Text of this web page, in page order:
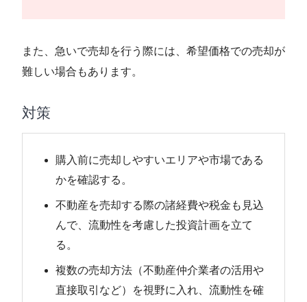
また、急いで売却を行う際には、希望価格での売却が
難しい場合もあります。
対策
購入前に売却しやすいエリアや市場である
かを確認する。
不動産を売却する際の諸経費や税金も見込
んで、流動性を考慮した投資計画を立て
る。
複数の売却方法（不動産仲介業者の活用や
直接取引など）を視野に入れ、流動性を確